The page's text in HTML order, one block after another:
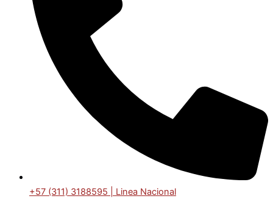
+57 (311) 3188595 | Linea Nacional